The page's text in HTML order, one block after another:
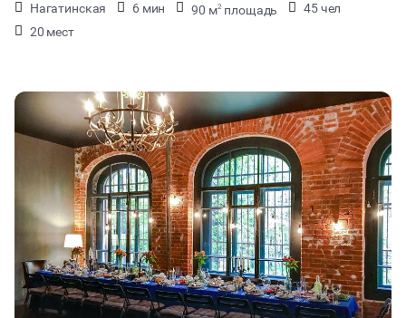
Нагатинская 6 мин 90 м2 площадь
45 чел
20 мест